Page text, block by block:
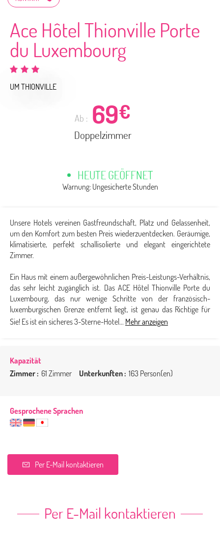
Ace Hôtel Thionville Porte
du Luxembourg
UM THIONVILLE
Ab : 69€
Doppelzimmer
HEUTE GEÖFFNET
Warnung: Ungesicherte Stunden
Unsere Hotels vereinen Gastfreundschaft, Platz und Gelassenheit,
um den Komfort zum besten Preis wiederzuentdecken. Geräumige,
klimatisierte, perfekt schallisolierte und elegant eingerichtete
Zimmer.
Ein Haus mit einem außergewöhnlichen Preis-Leistungs-Verhältnis,
das sehr leicht zugänglich ist. Das ACE Hôtel Thionville Porte du
Luxembourg, das nur wenige Schritte von der französisch-
luxemburgischen Grenze entfernt liegt, ist genau das Richtige für
Sie! Es ist ein sicheres 3-Sterne-Hotel... Mehr anzeigen
Kapazität
Zimmer : 61 Zimmer Unterkunften : 163 Person(en)
Gesprochene Sprachen
Per E-Mail kontaktieren
Per E-Mail kontaktieren